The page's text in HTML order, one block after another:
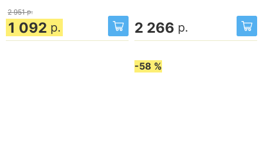
2 951 р.
1 092 р. 2 266 р.
-58 %